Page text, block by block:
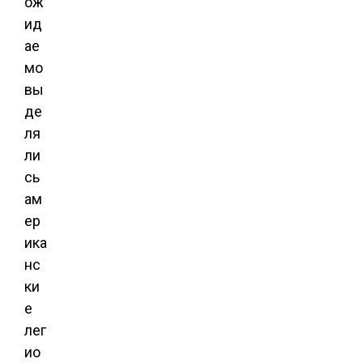
ид
ае
мо
вы
де
ля
ли
сь
ам
ер
ика
нс
ки
е
лег
ио